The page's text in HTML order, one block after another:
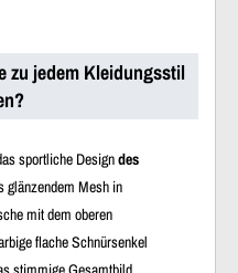
zu jedem Kleidungsstil
sportliche Designdes
glänzendem Mesh in
mit dem oberen
flache Schnürsenkel